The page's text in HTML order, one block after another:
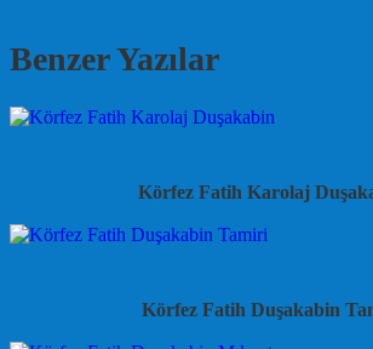
Benzer Yazılar
Körfez Fatih Karolaj
Körfez Fatih Duşakabin